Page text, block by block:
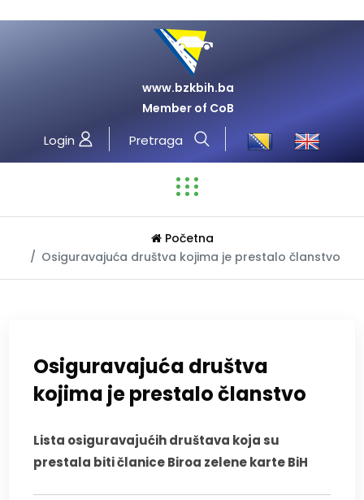
www.bzkbih.ba
Member of CoB
Login Pretraga
Početna
Osiguravajuća društva kojima je prestalo članstvo
Osiguravajuća društva
kojima je prestalo članstvo
Lista osiguravajućih društava koja su
prestala biti članice Biroa zelene karte BiH